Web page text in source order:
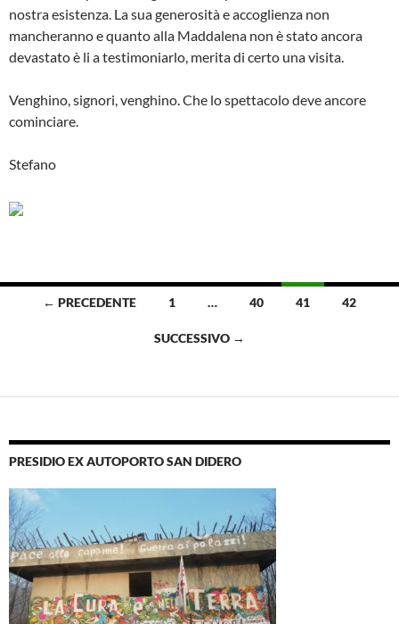
nostra esistenza. La sua generosità e accoglienza non
mancheranno e quanto alla Maddalena non è stato ancora
devastato è li a testimoniarlo, merita di certo una visita.
Venghino, signori, venghino. Che lo spettacolo deve ancore
cominciare.
Stefano
Navigazione
← PRECEDENTE 1 … 40 41 42
SUCCESSIVO →
PRESIDIO EX AUTOPORTO SAN DIDERO